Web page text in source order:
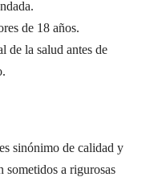
de 18 años.
de la salud antes de
es sinónimo de calidad y
sometidos a rigurosas